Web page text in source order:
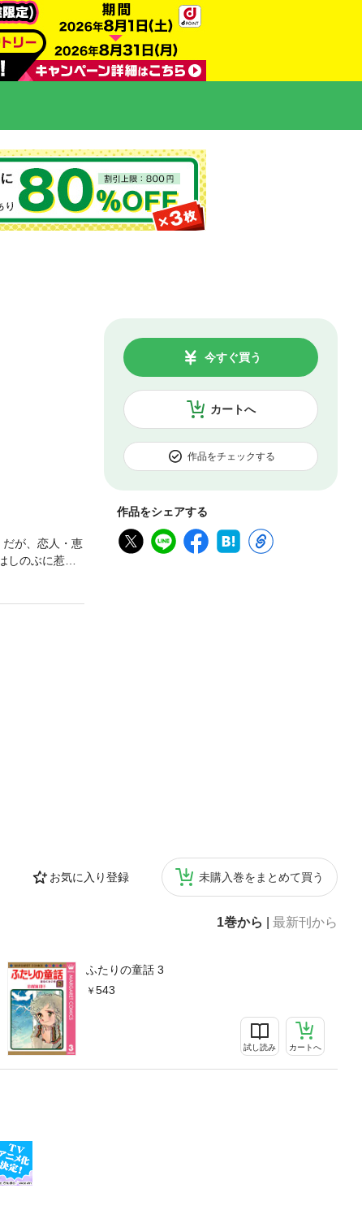
カートへ
今すぐ買う
作品をチェックする
作品をシェアする
お気に入り登録 未購入巻をまとめて買う
1巻から 最新刊から
ふたりの童話 3
543
試し読み カートへ
だが、恋人・恵
のぶに惹か
6月生まれ